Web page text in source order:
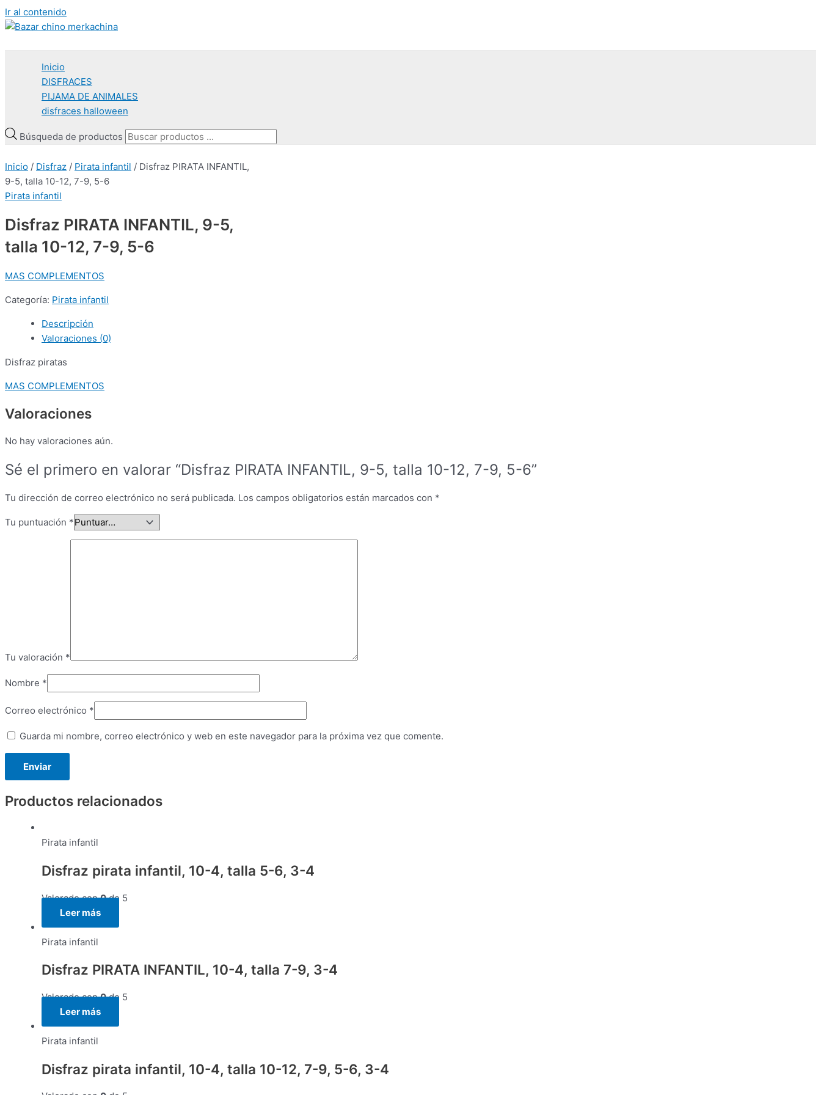
Ir al contenido
Inicio
DISFRACES
PIJAMA DE ANIMALES
disfraces halloween
Búsqueda de productos
Inicio / Disfraz / Pirata infantil / Disfraz PIRATA INFANTIL,
9-5, talla 10-12, 7-9, 5-6
Pirata infantil
Disfraz PIRATA INFANTIL, 9-5,
talla 10-12, 7-9, 5-6
MAS COMPLEMENTOS
Categoría: Pirata infantil
Descripción
Valoraciones (0)
Disfraz piratas
MAS COMPLEMENTOS
Valoraciones
No hay valoraciones aún.
Sé el primero en valorar “Disfraz PIRATA INFANTIL, 9-5, talla 10-12, 7-9, 5-6”
Tu dirección de correo electrónico no será publicada. Los campos obligatorios están marcados con *
Tu puntuación *
Tu valoración *
Nombre *
Correo electrónico *
Guarda mi nombre, correo electrónico y web en este navegador para la próxima vez que comente.
Productos relacionados
Pirata infantil
Disfraz pirata infantil, 10-4, talla 5-6, 3-4
Valorado con0de 5
Leer más
Pirata infantil
Disfraz PIRATA INFANTIL, 10-4, talla 7-9, 3-4
Valorado con0de 5
Leer más
Pirata infantil
Disfraz pirata infantil, 10-4, talla 10-12, 7-9, 5-6, 3-4